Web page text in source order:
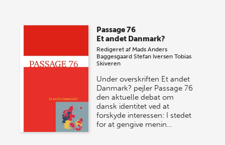
Passage 76
Et andet Danmark?
Redigeret af Mads Anders
Baggesgaard Stefan Iversen Tobias
Skiveren
Under overskriften Et andet
Danmark? pejler Passage 76
den aktuelle debat om
dansk identitet ved at
forskyde interessen: I stedet
for at gengive menin…